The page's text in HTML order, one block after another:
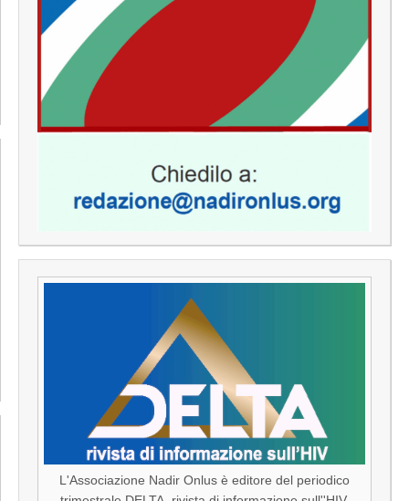
L'Associazione Nadir Onlus è editore del periodico